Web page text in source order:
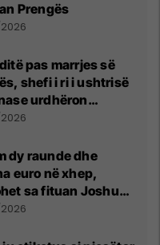
Prengës
pas marrjes së
shefi i ri i ushtrisë
urdhëron
të madh
dy raunde dhe
euro në xhep,
sa fituan Joshua